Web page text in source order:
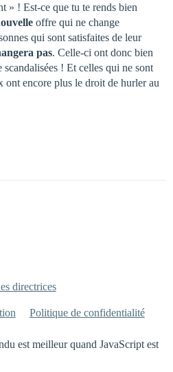
» ! Est-ce que tu te rends bien
offre qui ne change
qui sont satisfaites de leur
pas. Celle-ci ont donc bien
! Et celles qui ne sont
ont encore plus le droit de hurler au
directrices
Politique de confidentialité
est meilleur quand JavaScript est